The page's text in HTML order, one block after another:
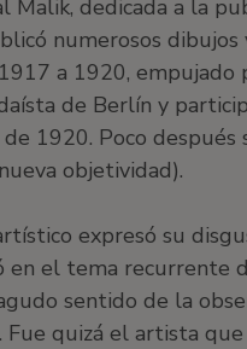
dedicada a la
numerosos
a 1920, empujado
de Berlín y
de 1920. Poco después
objetividad).
expresó su
el tema recurrente
sentido de la
quizá el artista